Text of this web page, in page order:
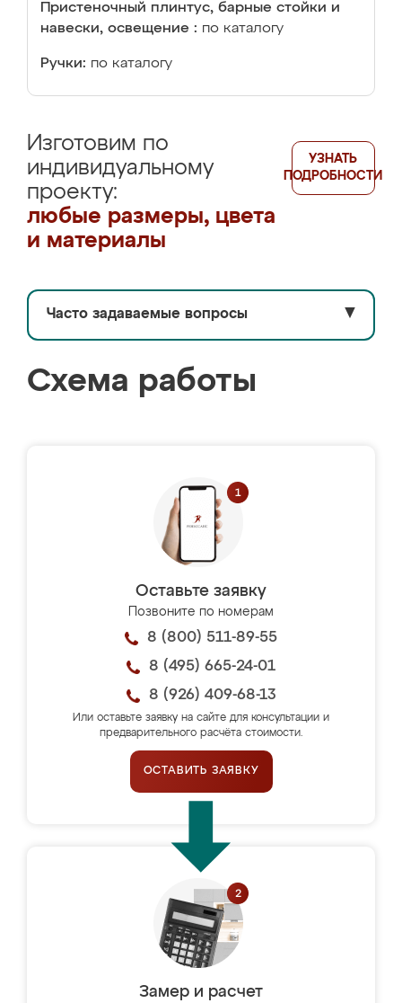
Пристеночный плинтус, барные стойки и
навески, освещение : по каталогу
Ручки: по каталогу
Изготовим по
индивидуальному
проекту:
любые размеры, цвета
и материалы
УЗНАТЬ
ПОДРОБНОСТИ
Часто задаваемые вопросы ▼
Схема работы
Оставьте заявку
Позвоните по номерам
8 (800) 511-89-55
8 (495) 665-24-01
8 (926) 409-68-13
Или оставьте заявку на сайте для консультации и
предварительного расчёта стоимости.
ОСТАВИТЬ ЗАЯВКУ
Замер и расчет